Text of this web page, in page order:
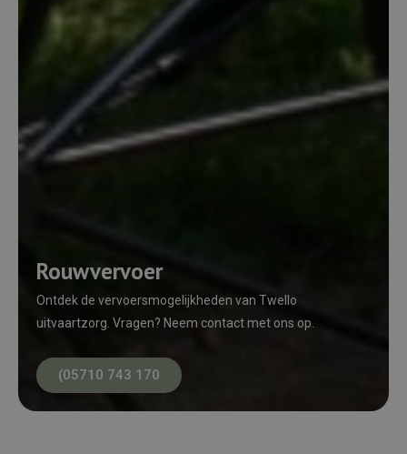
Rouwvervoer
Ontdek de vervoersmogelijkheden van Twello
uitvaartzorg. Vragen? Neem contact met ons op.
(05710 743 170